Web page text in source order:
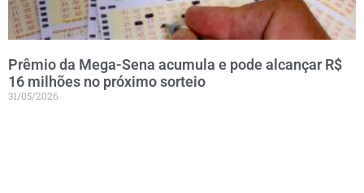
Prêmio da Mega-Sena acumula e pode alcançar R$
16 milhões no próximo sorteio
31/05/2026